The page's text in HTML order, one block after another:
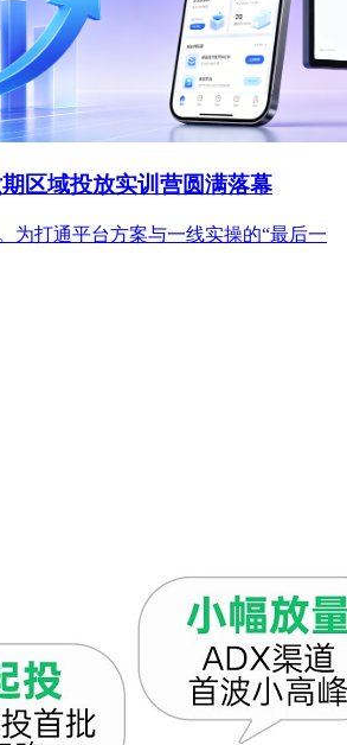
区域投放实训营圆满落幕
为打通平台方案与一线实操的“最后一